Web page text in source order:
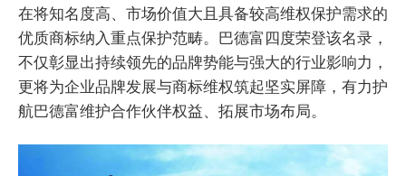
在将知名度高、市场价值大且具备较高维权保护需求的
优质商标纳入重点保护范畴。巴德富四度荣登该名录，
不仅彰显出持续领先的品牌势能与强大的行业影响力，
更将为企业品牌发展与商标维权筑起坚实屏障，有力护
航巴德富维护合作伙伴权益、拓展市场布局。